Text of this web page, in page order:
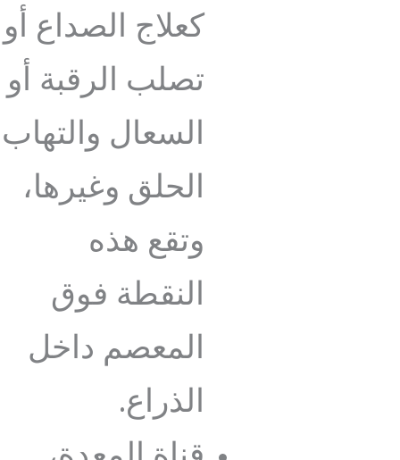
كعلاج الصداع أو
تصلب الرقبة أو
السعال والتهاب
الحلق وغيرها،
وتقع هذه
النقطة فوق
المعصم داخل
الذراع.